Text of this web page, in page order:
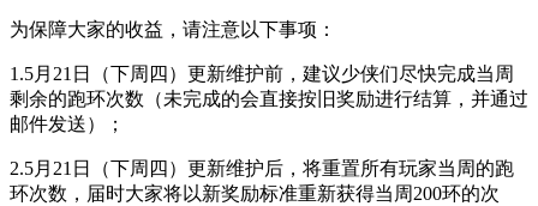
为保障大家的收益，请注意以下事项：
1.5月21日（下周四）更新维护前，建议少侠们尽快完成当周
剩余的跑环次数（未完成的会直接按旧奖励进行结算，并通过
邮件发送）；
2.5月21日（下周四）更新维护后，将重置所有玩家当周的跑
环次数，届时大家将以新奖励标准重新获得当周200环的次